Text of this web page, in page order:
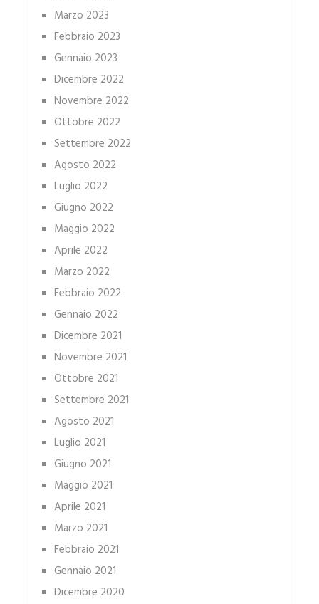
Marzo 2023
Febbraio 2023
Gennaio 2023
Dicembre 2022
Novembre 2022
Ottobre 2022
Settembre 2022
Agosto 2022
Luglio 2022
Giugno 2022
Maggio 2022
Aprile 2022
Marzo 2022
Febbraio 2022
Gennaio 2022
Dicembre 2021
Novembre 2021
Ottobre 2021
Settembre 2021
Agosto 2021
Luglio 2021
Giugno 2021
Maggio 2021
Aprile 2021
Marzo 2021
Febbraio 2021
Gennaio 2021
Dicembre 2020